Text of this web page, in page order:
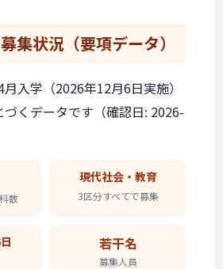
募集状況 （要項データ）
入学（2026年12月6日実施）
づくデータです（確認日: 2026-
数
現代社会・教育
3区分すべてで募集
若干名
募集人員